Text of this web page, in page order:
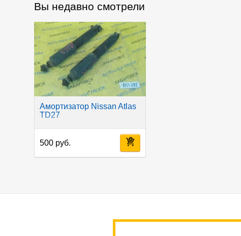
Вы недавно смотрели
Амортизатор Nissan Atlas
TD27
500 руб.